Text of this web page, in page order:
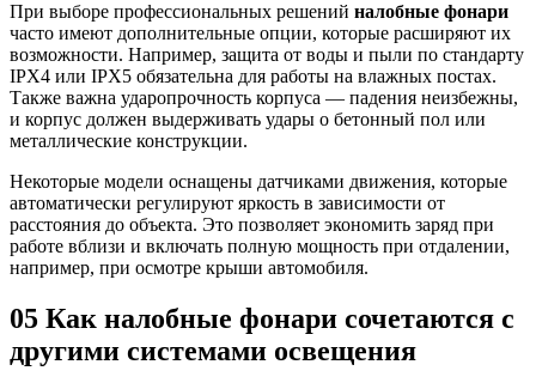
При выборе профессиональных решений налобные фонари
часто имеют дополнительные опции, которые расширяют их
возможности. Например, защита от воды и пыли по стандарту
IPX4 или IPX5 обязательна для работы на влажных постах.
Также важна ударопрочность корпуса — падения неизбежны,
и корпус должен выдерживать удары о бетонный пол или
металлические конструкции.
Некоторые модели оснащены датчиками движения, которые
автоматически регулируют яркость в зависимости от
расстояния до объекта. Это позволяет экономить заряд при
работе вблизи и включать полную мощность при отдалении,
например, при осмотре крыши автомобиля.
05 Как налобные фонари сочетаются с
другими системами освещения